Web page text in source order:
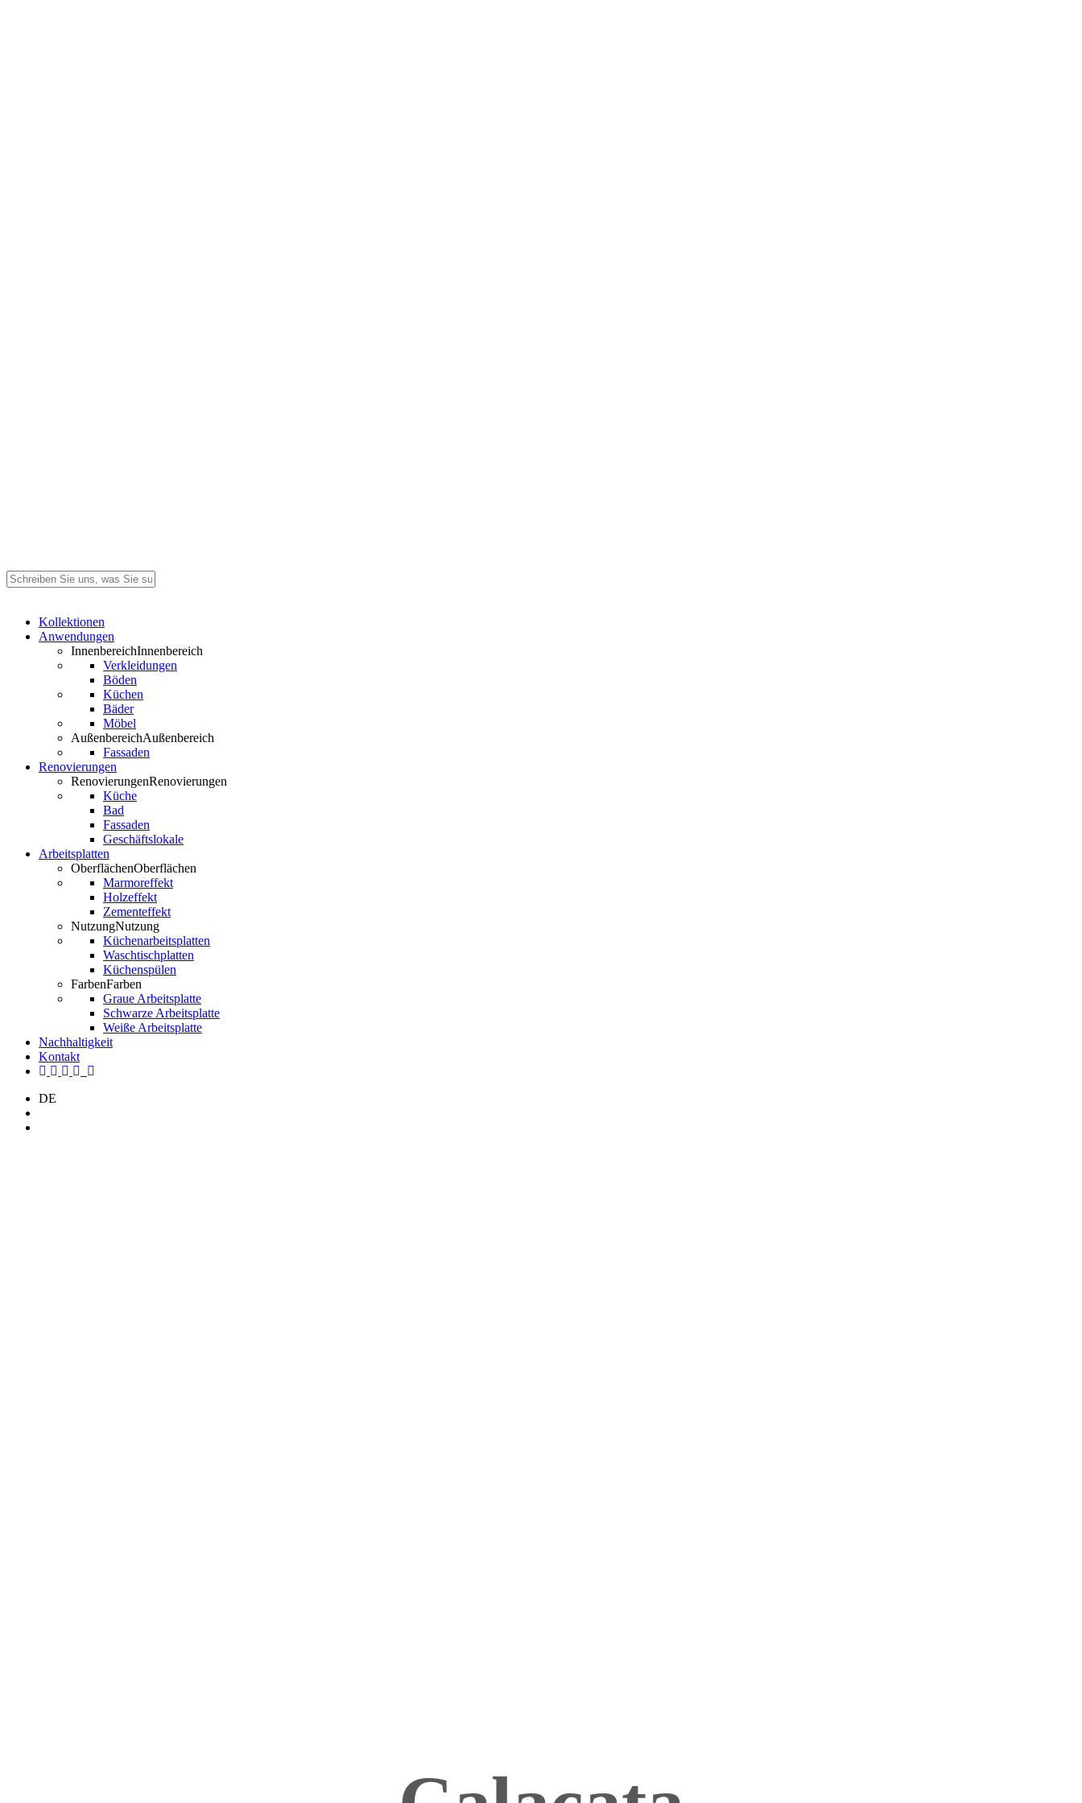
Search
Menü
Kollektionen
Anwendungen
InnenbereichInnenbereich
Verkleidungen
Böden
Küchen
Bäder
Möbel
AußenbereichAußenbereich
Fassaden
Renovierungen
RenovierungenRenovierungen
Küche
Bad
Fassaden
Geschäftslokale
Arbeitsplatten
OberflächenOberflächen
Marmoreffekt
Holzeffekt
Zementeffekt
NutzungNutzung
Küchenarbeitsplatten
Waschtischplatten
Küchenspülen
FarbenFarben
Graue Arbeitsplatte
Schwarze Arbeitsplatte
Weiße Arbeitsplatte
Nachhaltigkeit
Kontakt
Twitter
Facebook
Pinterest
LinkedIn
YouTube
Instagram
DE